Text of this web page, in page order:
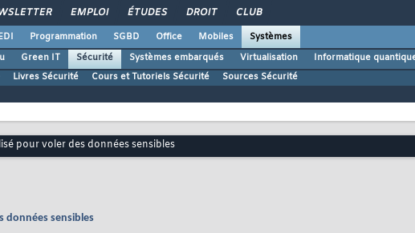
EMPLOI ÉTUDES DROIT CLUB
Programmation SGBD Office Mobiles
Systèmes
Green IT Sécurité Systèmes embarqués Virtualisation Informatique
Livres Sécurité Cours et Tutoriels Sécurité Sources Sécurité
pour voler des données sensibles
données sensibles